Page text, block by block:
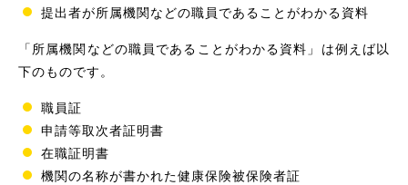
提出者が所属機関などの職員であることがわかる資料
「所属機関などの職員であることがわかる資料」は例えば以
下のものです。
職員証
申請等取次者証明書
在職証明書
機関の名称が書かれた健康保険被保険者証